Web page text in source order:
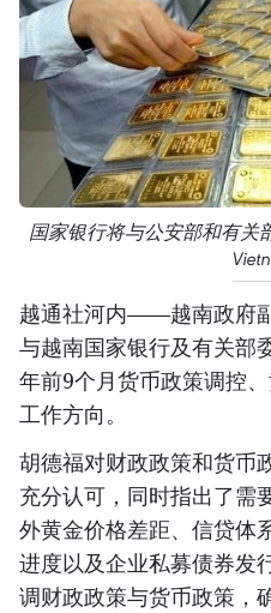
国家银行将与公安部和有关
越通社河内——越南政府
与越南国家银行及有关部
年前9个月货币政策调控
工作方向。
胡德福对财政政策和货币
充分认可，同时指出了需
外黄金价格差距、信贷体
进度以及企业私募债券发
调财政政策与货币政策，